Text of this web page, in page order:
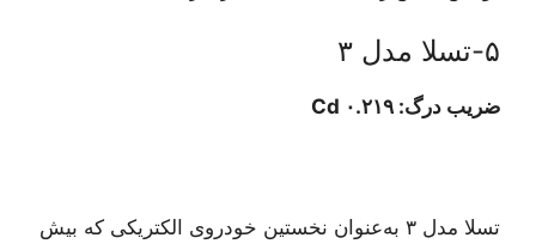
۵-تسلا مدل ۳
ضریب درگ: ۰.۲۱۹ Cd
تسلا مدل ۳ به‌عنوان نخستین خودروی الکتریکی که بیش